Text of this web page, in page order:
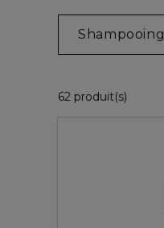
Shampooing
62 produit(s)